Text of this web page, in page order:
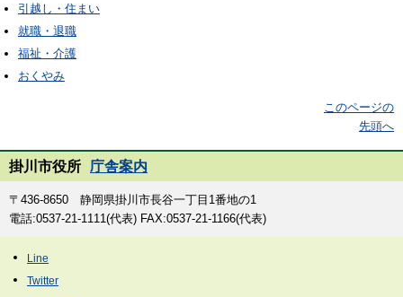
引越し・住まい
就職・退職
福祉・介護
おくやみ
このページの
先頭へ
掛川市役所 庁舎案内
〒436-8650 静岡県掛川市長谷一丁目1番地の1
電話:0537-21-1111(代表) FAX:0537-21-1166(代表)